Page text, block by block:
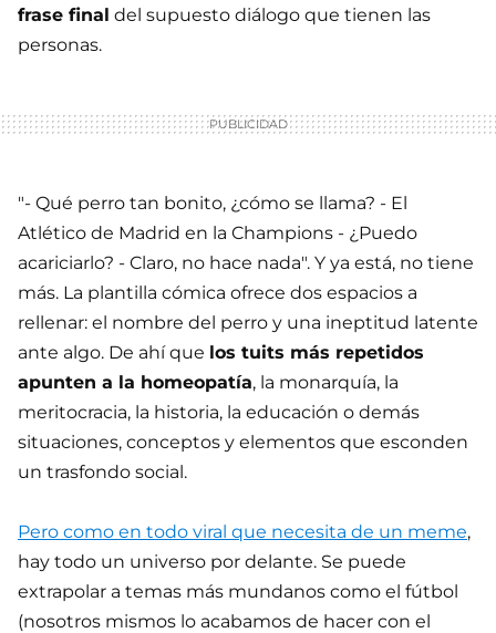
frase final del supuesto diálogo que tienen las
personas.
"- Qué perro tan bonito, ¿cómo se llama? - El
Atlético de Madrid en la Champions - ¿Puedo
acariciarlo? - Claro, no hace nada". Y ya está, no tiene
más. La plantilla cómica ofrece dos espacios a
rellenar: el nombre del perro y una ineptitud latente
ante algo. De ahí que los tuits más repetidos
apunten a la homeopatía, la monarquía, la
meritocracia, la historia, la educación o demás
situaciones, conceptos y elementos que esconden
un trasfondo social.
Pero como en todo viral que necesita de un meme,
hay todo un universo por delante. Se puede
extrapolar a temas más mundanos como el fútbol
(nosotros mismos lo acabamos de hacer con el